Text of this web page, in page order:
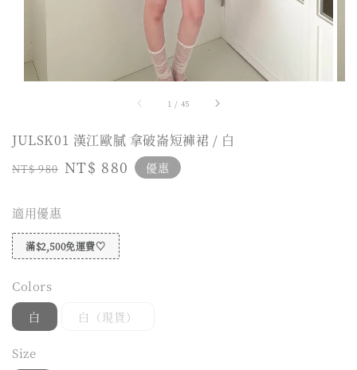
1 / 45
JULSK01 漢江歐膩 拿破崙短褲裙 / 白
Regular
NT$ 980 Sale
NT$ 880 優惠
適用優惠
滿$2,500免運費♡
Colors
白 白（現貨）
Size